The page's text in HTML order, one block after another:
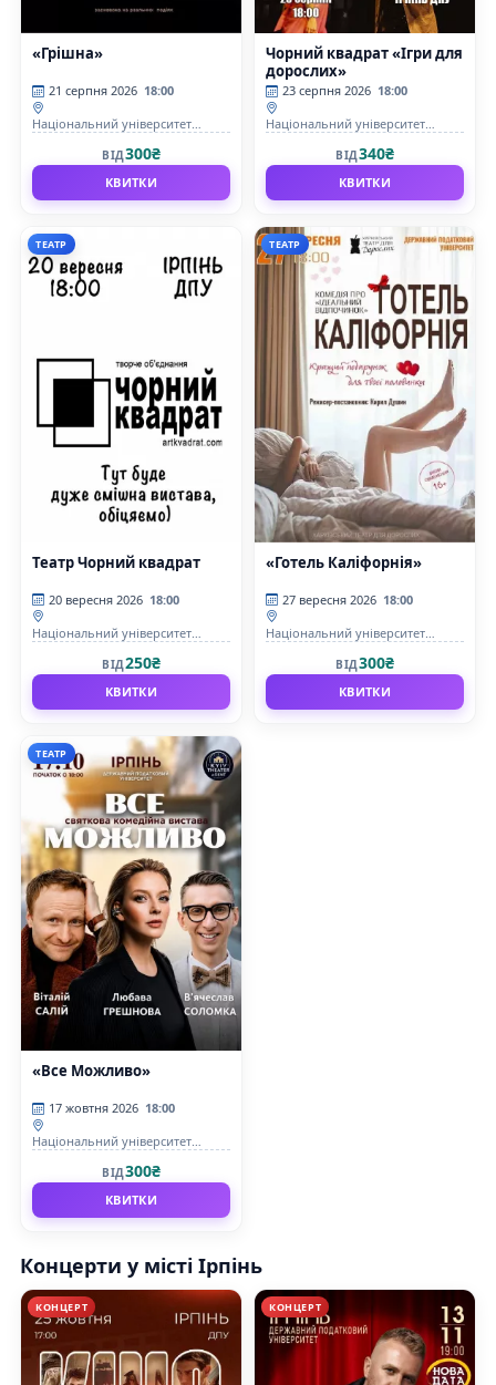
«Грішна»
21 серпня 2026 18:00
Національний університет
ВІД300₴
КВИТКИ
Чорний квадрат «Ігри для
дорослих»
23 серпня 2026 18:00
Національний університет
ВІД340₴
КВИТКИ
ТЕАТР
Театр Чорний квадрат
20 вересня 2026 18:00
Національний університет
ВІД250₴
КВИТКИ
ТЕАТР
«Готель Каліфорнія»
27 вересня 2026 18:00
Національний університет
ВІД300₴
КВИТКИ
ТЕАТР
«Все Можливо»
17 жовтня 2026 18:00
Національний університет
ВІД300₴
КВИТКИ
Концерти у місті Ірпінь
КОНЦЕРТ КОНЦЕРТ